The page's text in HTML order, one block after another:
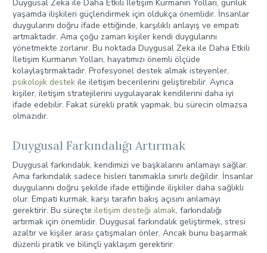
Duygusal Zeka ile Daha Etkili İletişim Kurmanın Yolları, günlük
yaşamda ilişkileri güçlendirmek için oldukça önemlidir. İnsanlar
duygularını doğru ifade ettiğinde, karşılıklı anlayış ve empati
artmaktadır. Ama çoğu zaman kişiler kendi duygularını
yönetmekte zorlanır. Bu noktada Duygusal Zeka ile Daha Etkili
İletişim Kurmanın Yolları, hayatımızı önemli ölçüde
kolaylaştırmaktadır. Profesyonel destek almak isteyenler,
psikolojik destek ile iletişim becerilerini geliştirebilir. Ayrıca
kişiler, iletişim stratejilerini uygulayarak kendilerini daha iyi
ifade edebilir. Fakat sürekli pratik yapmak, bu sürecin olmazsa
olmazıdır.
Duygusal Farkındalığı Artırmak
Duygusal farkındalık, kendimizi ve başkalarını anlamayı sağlar.
Ama farkındalık sadece hisleri tanımakla sınırlı değildir. İnsanlar
duygularını doğru şekilde ifade ettiğinde ilişkiler daha sağlıklı
olur. Empati kurmak, karşı tarafın bakış açısını anlamayı
gerektirir. Bu süreçte iletişim desteği almak, farkındalığı
artırmak için önemlidir. Duygusal farkındalık geliştirmek, stresi
azaltır ve kişiler arası çatışmaları önler. Ancak bunu başarmak
düzenli pratik ve bilinçli yaklaşım gerektirir.